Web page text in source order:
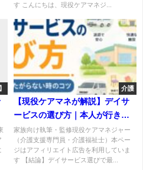
す こんにちは、現役ケアマネジ...
介護
【現役ケアマネが解説】デイサ
ービスの選び方｜本人が行きた
がらない時のコツ
家族向け執筆・監修現役ケアマネジャー
（介護支援専門員・介護福祉士）本ペー
ジはアフィリエイト広告を利用していま
す 【結論】デイサービス選びで最...